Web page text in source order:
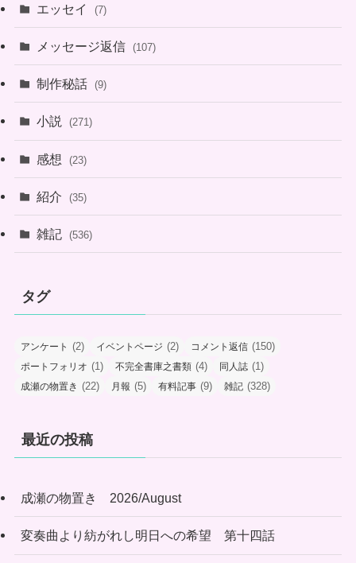
エッセイ (7)
メッセージ返信 (107)
制作秘話 (9)
小説 (271)
感想 (23)
紹介 (35)
雑記 (536)
タグ
アンケート (2) イベントページ (2) コメント返信 (150)
ポートフォリオ (1) 不完全書庫之書類 (4) 同人誌 (1)
成瀬の物置き (22) 月報 (5) 有料記事 (9) 雑記 (328)
最近の投稿
成瀬の物置き 2026/August
変奏曲より紡がれし明日への希望 第十四話